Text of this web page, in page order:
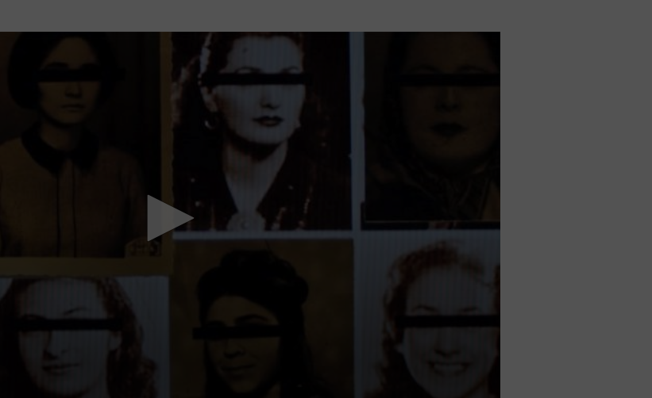
«Be Part of the Art»!
dich als Kulturliebhaber:in, Kulturschaffende(r) oder